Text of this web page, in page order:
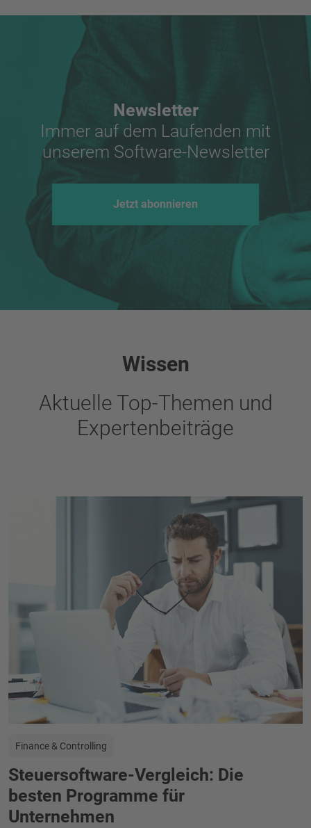
Newsletter
Immer auf dem Laufenden mit
unserem Software-Newsletter
Jetzt abonnieren
Wissen
Aktuelle Top-Themen und
Expertenbeiträge
Finance & Controlling
Steuersoftware-Vergleich: Die
besten Programme für
Unternehmen